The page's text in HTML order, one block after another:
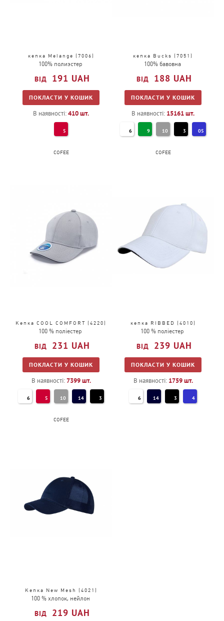
кепка Melange (7006)
100% полиэстер
191 UAH
ПОКЛАСТИ У КОШИК
В наявності:410шт.
5
кепка Bucks (7051)
100% бавовна
188 UAH
ПОКЛАСТИ У КОШИК
В наявності: 15161шт.
6 9 10 3 05
COFEE
Кепка COOL COMFORT (4220)
100 % поліестер
231 UAH
ПОКЛАСТИ У КОШИК
В наявності:7399шт.
6 5 10 14 3
COFEE
кепка RIBBED (4010)
100 % поліестер
239 UAH
ПОКЛАСТИ У КОШИК
В наявності: 1759шт.
6 14 3 4
COFEE
Кепка New Mesh (4021)
100 % хлопок, нейлон
219 UAH